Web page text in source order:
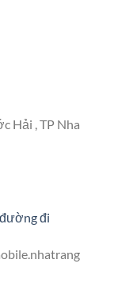
Hải , TP Nha
đi